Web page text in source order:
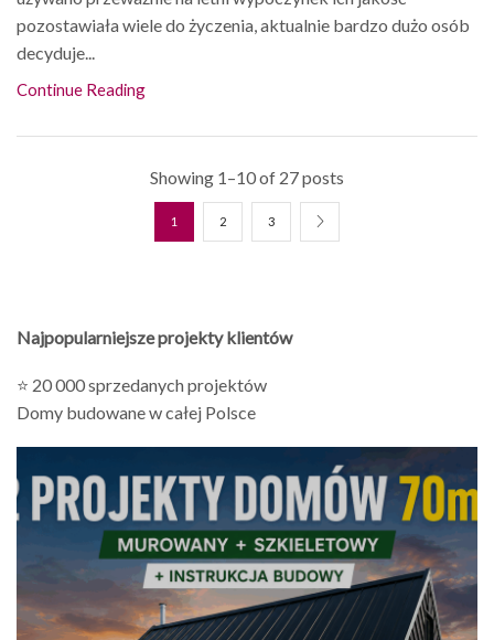
pozostawiała wiele do życzenia, aktualnie bardzo dużo osób
decyduje...
Continue Reading
Showing 1–10 of 27 posts
1 2 3
Najpopularniejsze projekty klientów
⭐ 20 000 sprzedanych projektów
Domy budowane w całej Polsce